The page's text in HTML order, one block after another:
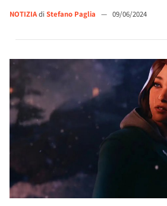
NOTIZIAdi Stefano Paglia — 09/06/2024